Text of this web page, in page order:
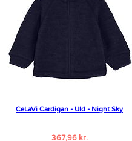
CeLaVi Cardigan - Uld - Night Sky
367,96 kr.